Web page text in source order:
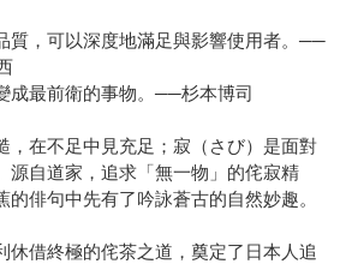
質，可以深度地滿足與影響使用者。──
成最前衛的事物。──杉本博司
，在不足中見充足；寂（さび）是面對
源自道家，追求「無一物」的侘寂精
俳句中先有了吟詠蒼古的自然妙趣。
休借終極的侘茶之道，奠定了日本人追